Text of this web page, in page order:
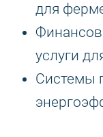
для
услуги
Системы